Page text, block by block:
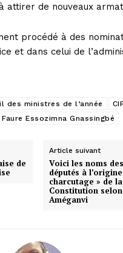
attirer de nouveaux
procédé à des
et dans celui de
des ministres de l’année
Faure Essozimna Gnassingbé
de
Article suivant
Voici les noms des
députés à
charcutage » de la
Constitution
Améganvi